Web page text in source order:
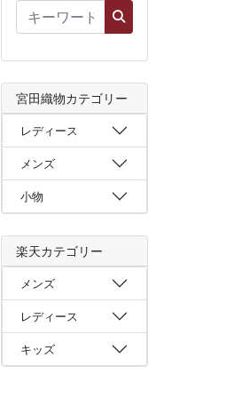
宮田織物カテゴリー
レディース
メンズ
小物
楽天カテゴリー
メンズ
レディース
キッズ